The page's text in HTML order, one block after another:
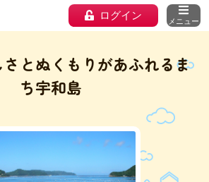
ログイン メニュー
とぬくもりがあふれるま
ち宇和島